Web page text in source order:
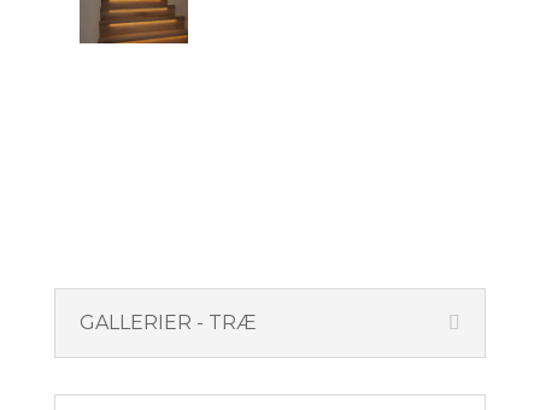
GALLERIER - TRÆ